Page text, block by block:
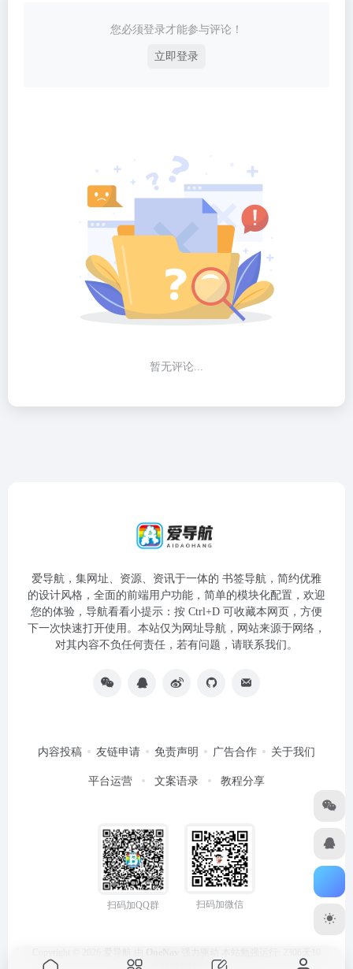
您必须登录才能参与评论！
立即登录
暂无评论...
爱导航，集网址、资源、资讯于一体的 书签导航，简约优雅
的设计风格，全面的前端用户功能，简单的模块化配置，欢迎
您的体验，导航看看小提示：按 Ctrl+D 可收藏本网页，方便
下一次快速打开使用。本站仅为网址导航，网站来源于网络，
对其内容不负任何责任，若有问题，请联系我们。
内容投稿 友链申请 免责声明 广告合作 关于我们
平台运营 文案语录 教程分享
扫码加QQ群 扫码加微信